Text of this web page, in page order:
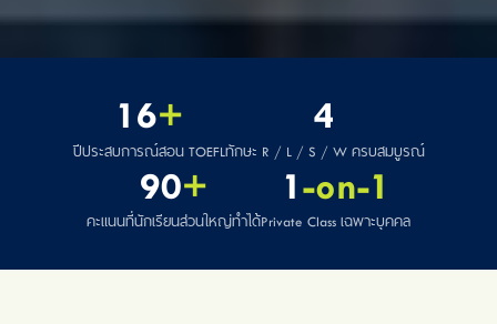
16+
ปีประสบการณ์สอน TOEFL
4
ทักษะ R / L / S / W ครบสมบูรณ์
90+
คะแนนที่นักเรียนส่วนใหญ่ทำได้
1-on-1
Private Class เฉพาะบุคคล